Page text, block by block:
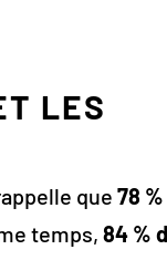
LES
que78
temps,84 %